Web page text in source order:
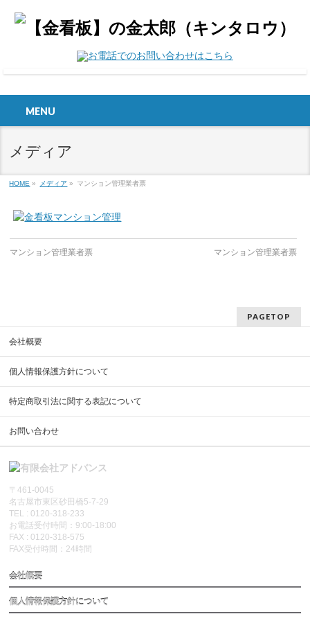
MENU
メディア
HOME » メディア » マンション管理業者票
マンション管理業者票 マンション管理業者票
PAGETOP
会社概要
個人情報保護方針について
特定商取引法に関する表記について
お問い合わせ
〒461-0045
名古屋市東区砂田橋5-7-29
TEL : 0120-318-233
お電話受付時間：9:00-18:00
FAX : 0120-318-575
FAX受付時間：24時間
会社概要
個人情報保護方針について